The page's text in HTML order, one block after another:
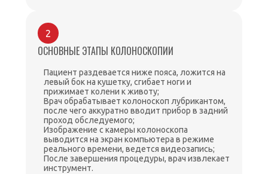
2
ОСНОВНЫЕ ЭТАПЫ КОЛОНОСКОПИИ
Пациент раздевается ниже пояса, ложится на
левый бок на кушетку, сгибает ноги и
прижимает колени к животу;
Врач обрабатывает колоноскоп лубрикантом,
после чего аккуратно вводит прибор в задний
проход обследуемого;
Изображение с камеры колоноскопа
выводится на экран компьютера в режиме
реального времени, ведется видеозапись;
После завершения процедуры, врач извлекает
инструмент.